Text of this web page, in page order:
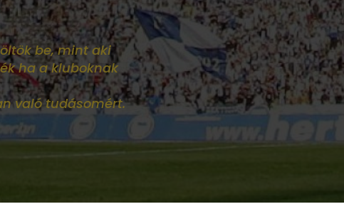
be, mint aki
ha a kluboknak
való tudásomért.